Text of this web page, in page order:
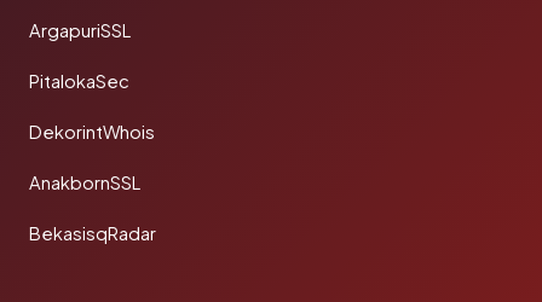
ArgapuriSSL
PitalokaSec
DekorintWhois
AnakbornSSL
BekasisqRadar